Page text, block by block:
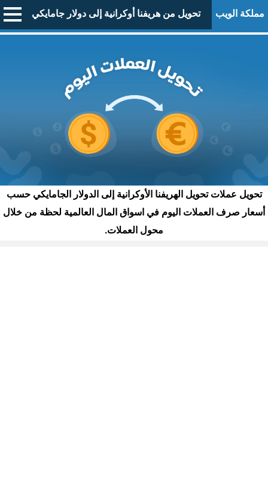
مملكة الويب تحويل من هريفنا أوكرانية إلى دولار جامايكي
تحويل عملات تحويل الهريفنا الأوكرانية إلى الدولار الجامايكي حسب
أسعار صرف العملات اليوم في اسواق المال العالمية لحظة من خلال
محول العملات.